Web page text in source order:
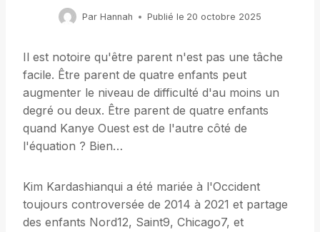
Par Hannah Publié le 20 octobre 2025
Il est notoire qu'être parent n'est pas une tâche
facile. Être parent de quatre enfants peut
augmenter le niveau de difficulté d'au moins un
degré ou deux. Être parent de quatre enfants
quand Kanye Ouest est de l'autre côté de
l'équation ? Bien…
Kim Kardashianqui a été mariée à l'Occident
toujours controversée de 2014 à 2021 et partage
des enfants Nord12, Saint9, Chicago7, et